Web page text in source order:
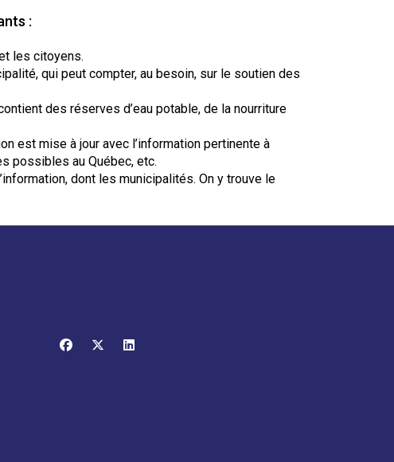
:
les citoyens.
qui peut compter, au besoin, sur le soutien des
des réserves d’eau potable, de la nourriture
est mise à jour avec l’information pertinente à
possibles au Québec, etc.
dont les municipalités. On y trouve le
facebookx-twitterlinkedin